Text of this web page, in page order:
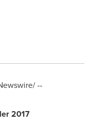
--
2017